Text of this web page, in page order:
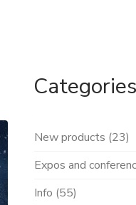
Categories
New products (23)
Expos and
Info (55)